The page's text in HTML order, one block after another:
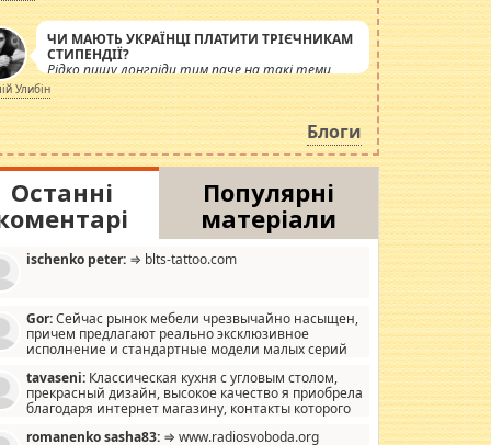
ЧИ МАЮТЬ УКРАЇНЦІ ПЛАТИТИ ТРІЄЧНИКАМ
СТИПЕНДІЇ?
Рідко пишу лонгріди тим паче на такі теми,
але вже просто дістало! Обурюють сьогоднішні
інсенуації навколо стипендіального питання.
Штучно роздувається ще одна соціальна
катастрофа.
Улибін
Блоги
Останні
Популярні
матеріали
ischenko peter: ⇒ blts-tattoo.com
Gor:Сейчас рынок мебели чрезвычайно насыщен,
причем предлагают реально эксклюзивное
исполнение и стандартные модели малых серий
мало походит на стандартные формы, в MebelOk,
и что главное - со вкусом все в порядке,
ненужных наворотов удорожающих мебель, а это не
tavaseni: Классическая кухня с угловым столом,
прекрасный дизайн, высокое качество я приобрела
благодаря интернет магазину, контакты которого
romanenko sasha83: ⇒ www.radiosvoboda.org